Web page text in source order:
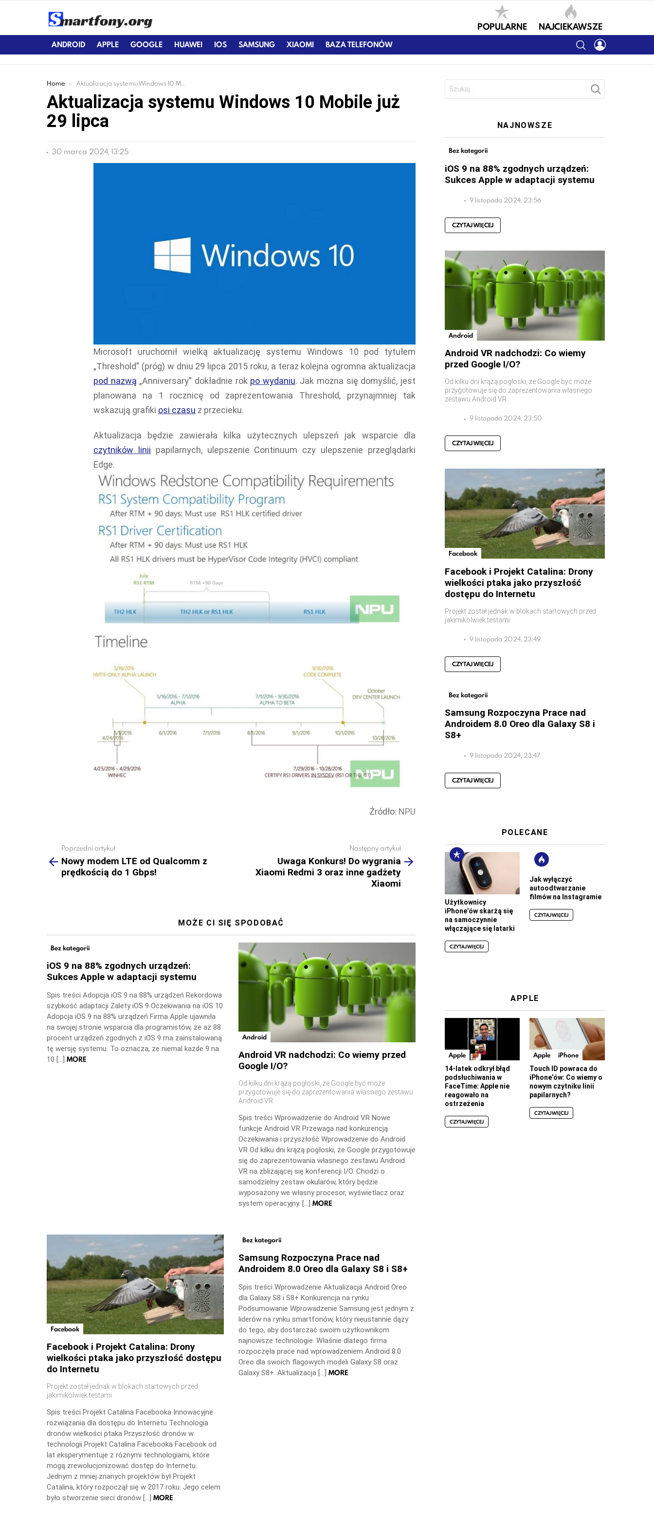
POPULARNE NAJCIEKAWSZE
ANDROID APPLE GOOGLE HUAWEI IOS SAMSUNG XIAOMI BAZA TELEFONÓW SEARCH
You are here:
Home Aktualizacja systemu Windows 10 Mobile już 29 lipca
Aktualizacja systemu Windows 10 Mobile już
29 lipca
30 marca 2024, 13:25
Microsoft uruchomił wielką aktualizację systemu Windows 10 pod tytułem
„Threshold” (próg) w dniu 29 lipca 2015 roku, a teraz kolejna ogromna aktualizacja
pod nazwą „Anniversary” dokładnie rok po wydaniu. Jak można się domyślić, jest
planowana na 1 rocznicę od zaprezentowania Threshold, przynajmniej tak
wskazują grafiki osi czasu z przecieku.
Aktualizacja będzie zawierała kilka użytecznych ulepszeń jak wsparcie dla
czytników linii papilarnych, ulepszenie Continuum czy ulepszenie przeglądarki
Edge.
Źródło: NPU
more
Poprzedni artykuł
Nowy modem LTE od Qualcomm z
prędkością do 1 Gbps!
Następny artykuł
Uwaga Konkurs! Do wygrania
Xiaomi Redmi 3 oraz inne gadżety
Xiaomi
MOŻE CI SIĘ SPODOBAĆ
Bez kategorii
iOS 9 na 88% zgodnych urządzeń:
Sukces Apple w adaptacji systemu
Spis treści Adopcja iOS 9 na 88% urządzeń Rekordowa
szybkość adaptacji Zalety iOS 9 Oczekiwania na iOS 10
Adopcja iOS 9 na 88% urządzeń Firma Apple ujawniła
na swojej stronie wsparcia dla programistów, że aż 88
procent urządzeń zgodnych z iOS 9 ma zainstalowaną
tę wersję systemu. To oznacza, że niemal każde 9 na
10 […] MORE
Android
Android VR nadchodzi: Co wiemy przed
Google I/O?
Od kilku dni krążą pogłoski, że Google być może
przygotowuje się do zaprezentowania własnego zestawu
Android VR
Spis treści Wprowadzenie do Android VR Nowe
funkcje Android VR Przewaga nad konkurencją
Oczekiwania i przyszłość Wprowadzenie do Android
VR Od kilku dni krążą pogłoski, że Google przygotowuje
się do zaprezentowania własnego zestawu Android
VR na zbliżającej się konferencji I/O. Chodzi o
samodzielny zestaw okularów, który będzie
wyposażony we własny procesor, wyświetlacz oraz
system operacyjny. […] MORE
Facebook
Facebook i Projekt Catalina: Drony
wielkości ptaka jako przyszłość dostępu
do Internetu
Projekt został jednak w blokach startowych przed
jakimikolwiek testami
Spis treści Projekt Catalina Facebooka Innowacyjne
rozwiązania dla dostępu do Internetu Technologia
dronów wielkości ptaka Przyszłość dronów w
technologii Projekt Catalina Facebooka Facebook od
lat eksperymentuje z różnymi technologiami, które
mogą zrewolucjonizować dostęp do Internetu.
Jednym z mniej znanych projektów był Projekt
Catalina, który rozpoczął się w 2017 roku. Jego celem
było stworzenie sieci dronów […] MORE
Bez kategorii
Samsung Rozpoczyna Prace nad
Androidem 8.0 Oreo dla Galaxy S8 i S8+
Spis treści Wprowadzenie Aktualizacja Android Oreo
dla Galaxy S8 i S8+ Konkurencja na rynku
Podsumowanie Wprowadzenie Samsung jest jednym z
liderów na rynku smartfonów, który nieustannie dąży
do tego, aby dostarczać swoim użytkownikom
najnowsze technologie. Właśnie dlatego firma
rozpoczęła prace nad wprowadzeniem Android 8.0
Oreo dla swoich flagowych modeli Galaxy S8 oraz
Galaxy S8+. Aktualizacja […] MORE
NAJNOWSZE
Bez kategorii
iOS 9 na 88% zgodnych urządzeń:
Sukces Apple w adaptacji systemu
9 listopada 2024, 23:56
CZYTAJ WIĘCEJ
Android
Android VR nadchodzi: Co wiemy
przed Google I/O?
Od kilku dni krążą pogłoski, że Google być może
przygotowuje się do zaprezentowania własnego
zestawu Android VR
9 listopada 2024, 23:50
CZYTAJ WIĘCEJ
Facebook
Facebook i Projekt Catalina: Drony
wielkości ptaka jako przyszłość
dostępu do Internetu
Projekt został jednak w blokach startowych przed
jakimikolwiek testami
9 listopada 2024, 23:49
CZYTAJ WIĘCEJ
Bez kategorii
Samsung Rozpoczyna Prace nad
Androidem 8.0 Oreo dla Galaxy S8 i
S8+
9 listopada 2024, 23:47
CZYTAJ WIĘCEJ
POLECANE
Użytkownicy
iPhone’ów skarżą się
na samoczynnie
włączające się latarki
CZYTAJ WIĘCEJ
Jak wyłączyć
autoodtwarzanie
filmów na Instagramie
CZYTAJ WIĘCEJ
APPLE
Apple
14-latek odkrył błąd
podsłuchiwania w
FaceTime: Apple nie
reagowało na
ostrzeżenia
CZYTAJ WIĘCEJ
Apple iPhone
Touch ID powraca do
iPhone’ów: Co wiemy o
nowym czytniku linii
papilarnych?
CZYTAJ WIĘCEJ